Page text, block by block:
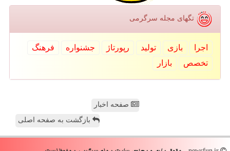
تگهای مجله سرگرمی
اجرا بازی تولید رپورتاژ جشنواره
فرهنگ
تخصص
بازار
صفحه اخبار
بازگشت به صفحه اصلی